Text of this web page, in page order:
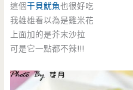
這個干貝魷魚也很好吃
我雄雄看以為是雞米花
上面加的是芥末沙拉
可是它一點都不辣!!!